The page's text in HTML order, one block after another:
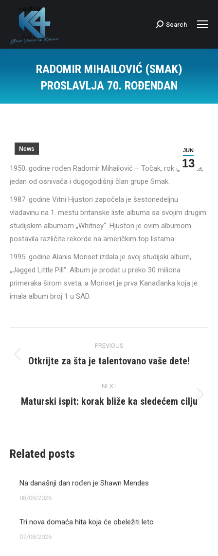
Search:
Search
RADOMIR MIHAILOVIĆ (SMAK)
PROSLAVLJA 70. ROĐENDAN
JUN
13
News
1950. godine rođen Radomir Mihailović – Točak, rok gitarista,
jedan od osnivača i dugogodišnji član grupe Smak.
1987. godine Vitni Hjuston započela je šestonedeljnu
vladavinu na 1. mestu britanske liste albuma sa svojim drugim
studijskim albumom „Whitney“. Hjuston je ovim albumom
postavila različite rekorde na američkim top listama.
1995. godine Alanis Moriset izdala je svoj studijski album,
„Jagged Little Pill“. Album je prodat u preko 30 miliona
primeraka širom sveta, a Moriset je prva Kanađanka koja je
imala album broj 1 u SAD.
navigation
PREVIOUS
Previous
Otkrijte za šta je talentovano vaše dete!
NEXT
Next
Maturski ispit: korak bliže ka sledećem cilju
Related posts
Na današnji dan rođen je Shawn Mendes
08/08/2026
Tri nova domaća hita koja će obeležiti leto
07/08/2026